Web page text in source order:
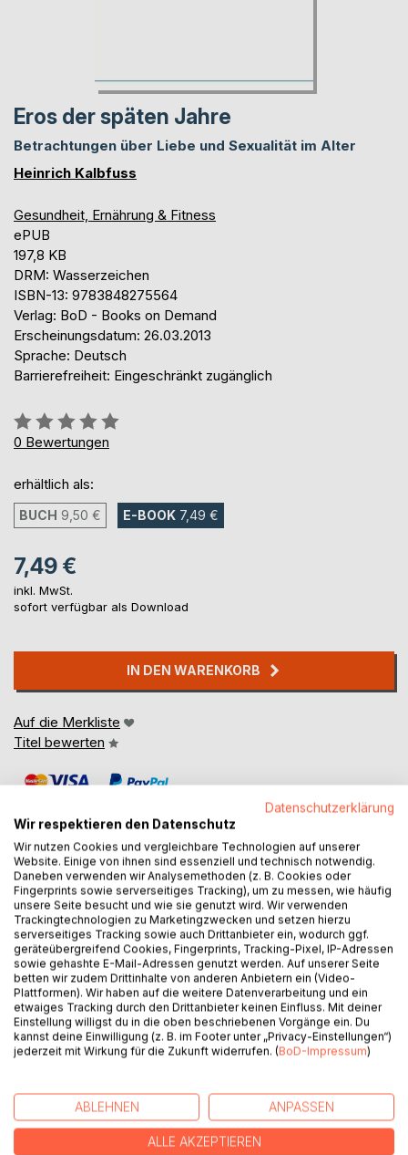
Eros der späten Jahre
Betrachtungen über Liebe und Sexualität im Alter
Heinrich Kalbfuss
Gesundheit, Ernährung & Fitness
ePUB
197,8 KB
DRM: Wasserzeichen
ISBN-13: 9783848275564
Verlag: BoD - Books on Demand
Erscheinungsdatum: 26.03.2013
Sprache: Deutsch
Barrierefreiheit: Eingeschränkt zugänglich
Bewertung::
0%
0 Bewertungen
erhältlich als:
BUCH 9,50 € E-BOOK 7,49 €
7,49 €
inkl. MwSt.
sofort verfügbar als Download
IN DEN WARENKORB
Auf die Merkliste
Titel bewerten
BESCHREIBUNG
Eros ist ein griechischer Gott, mithin ist auch die Liebe
göttlich. Die klugen Griechen haben die Überzeugung aller
großen Dichter der Menschheit und der Verliebten aller
Zeitalter vorweggenommen: »Die Liebe ist eine
Himmelsmacht«
Dieses Buch erhebt keinen wissenschaftlichen Anspruch
des Alterns, möchte da und dort informieren, überdies aber
soll es älteren Menschen Mut machen zur Akzeptanz ihrer
individuellen Liebesfähigkeit und Liebesbedürfnisse in allen
Datenschutzerklärung
Wir respektieren den Datenschutz
Wir nutzen Cookies und vergleichbare Technologien auf unserer
Website. Einige von ihnen sind essenziell und technisch notwendig.
Daneben verwenden wir Analysemethoden (z. B. Cookies oder
Fingerprints sowie serverseitiges Tracking), um zu messen, wie häufig
unsere Seite besucht und wie sie genutzt wird. Wir verwenden
Trackingtechnologien zu Marketingzwecken und setzen hierzu
serverseitiges Tracking sowie auch Drittanbieter ein, wodurch ggf.
geräteübergreifend Cookies, Fingerprints, Tracking-Pixel, IP-Adressen
sowie gehashte E-Mail-Adressen genutzt werden. Auf unserer Seite
betten wir zudem Drittinhalte von anderen Anbietern ein (Video-
Plattformen). Wir haben auf die weitere Datenverarbeitung und ein
etwaiges Tracking durch den Drittanbieter keinen Einfluss. Mit deiner
Einstellung willigst du in die oben beschriebenen Vorgänge ein. Du
kannst deine Einwilligung (z. B. im Footer unter „Privacy-Einstellungen“)
jederzeit mit Wirkung für die Zukunft widerrufen. (BoD-Impressum)
ABLEHNEN ANPASSEN
ALLE AKZEPTIEREN